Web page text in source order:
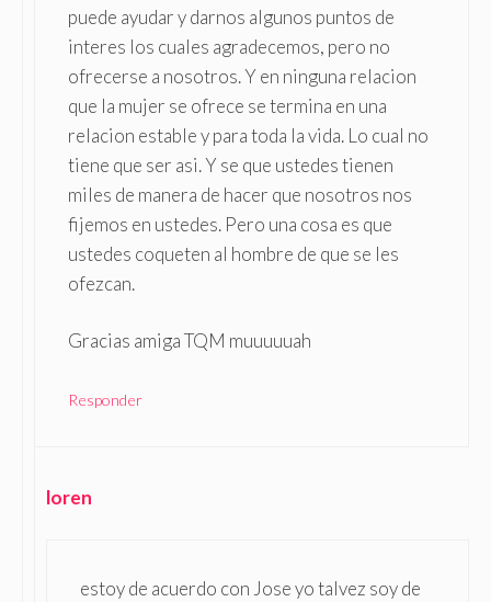
puede ayudar y darnos algunos puntos de
interes los cuales agradecemos, pero no
ofrecerse a nosotros. Y en ninguna relacion
que la mujer se ofrece se termina en una
relacion estable y para toda la vida. Lo cual no
tiene que ser asi. Y se que ustedes tienen
miles de manera de hacer que nosotros nos
fijemos en ustedes. Pero una cosa es que
ustedes coqueten al hombre de que se les
ofezcan.
Gracias amiga TQM muuuuuah
Responder
loren
estoy de acuerdo con Jose yo talvez soy de